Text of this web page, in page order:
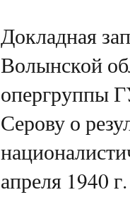
Докладная
Волынской
опергруппы
Серову о
апреля 1940 г.